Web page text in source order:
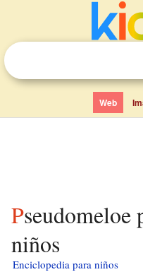
Web
Pseudomeloe porteri para
niños
Enciclopedia para niños